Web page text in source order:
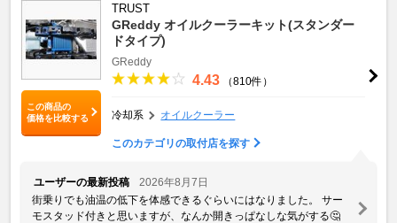
この商品の
価格を比較する
TRUST
GReddy オイルクーラーキット(スタンダー
ドタイプ)
GReddy
4.43 （810件）
冷却系 オイルクーラー
このカテゴリの取付店を探す
ユーザーの最新投稿
2026年8月7日
街乗りでも油温の低下を体感できるぐらいにはなりました。 サー
モスタッド付きと思いますが、なんか開きっぱなしな気がする🤔